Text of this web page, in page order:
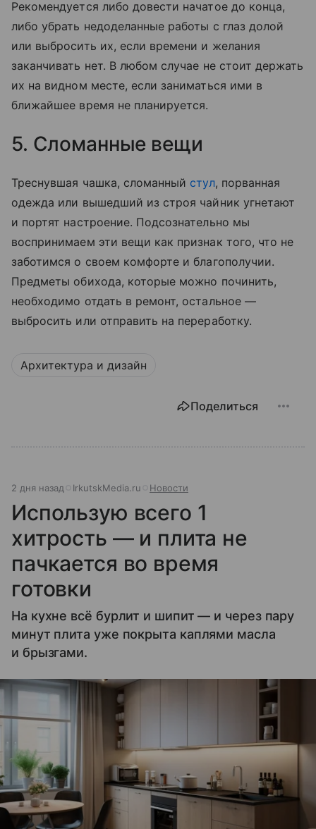
Рекомендуется либо довести начатое до конца,
либо убрать недоделанные работы с глаз долой
или выбросить их, если времени и желания
заканчивать нет. В любом случае не стоит держать
их на видном месте, если заниматься ими в
ближайшее время не планируется.
5. Сломанные вещи
Треснувшая чашка, сломанный стул, порванная
одежда или вышедший из строя чайник угнетают
и портят настроение. Подсознательно мы
воспринимаем эти вещи как признак того, что не
заботимся о своем комфорте и благополучии.
Предметы обихода, которые можно починить,
необходимо отдать в ремонт, остальное —
выбросить или отправить на переработку.
Архитектура и дизайн
Поделиться
2 дня назад IrkutskMedia.ru Новости
Использую всего 1
хитрость — и плита не
пачкается во время
готовки
На кухне всё бурлит и шипит — и через пару
минут плита уже покрыта каплями масла
и брызгами.